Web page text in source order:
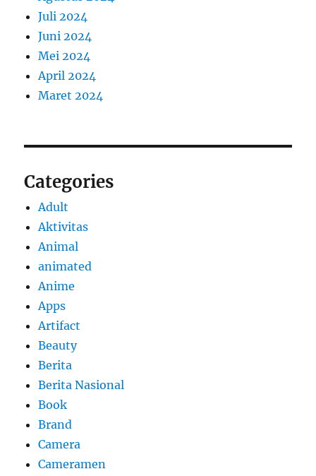
Juli 2024
Juni 2024
Mei 2024
April 2024
Maret 2024
Categories
Adult
Aktivitas
Animal
animated
Anime
Apps
Artifact
Beauty
Berita
Berita Nasional
Book
Brand
Camera
Cameramen